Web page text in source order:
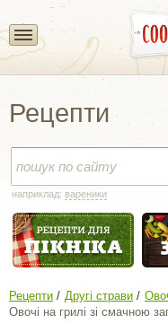
Рецепти
наприклад: вареники
Рецепти Другі страви
Овочі на грилі зі смачною